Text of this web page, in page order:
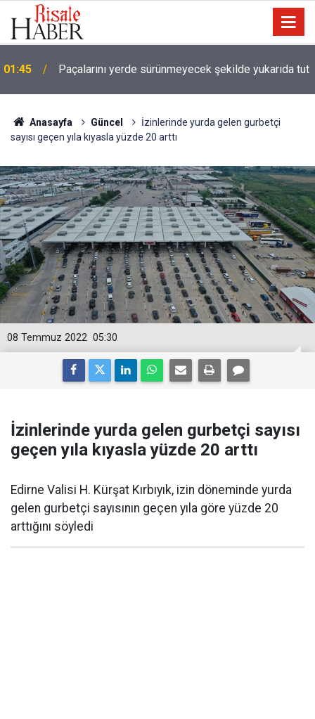
01:45 Paçalarını yerde sürünmeyecek şekilde yukarıda tut
Anasayfa Güncel
İzinlerinde yurda gelen gurbetçi
sayısı geçen yıla kıyasla yüzde 20 arttı
05:30
08 Temmuz 2022
İzinlerinde yurda gelen gurbetçi sayısı
geçen yıla kıyasla yüzde 20 arttı
Edirne Valisi H. Kürşat Kırbıyık, izin döneminde yurda
gelen gurbetçi sayısının geçen yıla göre yüzde 20
arttığını söyledi